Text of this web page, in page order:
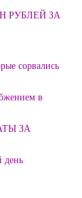
РУБЛЕЙ ЗА
сорвались
в
ЗА
день